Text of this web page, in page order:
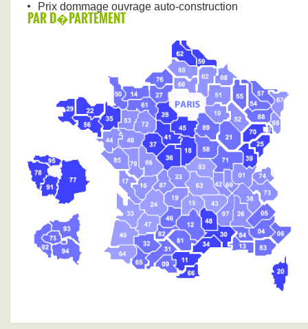
Prix dommage ouvrage auto-construction
PAR D�PARTEMENT